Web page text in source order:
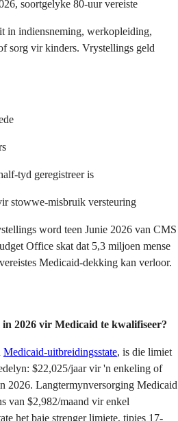
soortgelyke 80-uur vereiste
in indiensneming, werkopleiding,
sorg vir kinders. Vrystellings geld
tyd geregistreer is
stowwe-misbruik versteuring
word teen Junie 2026 van CMS
Office skat dat 5,3 miljoen mense
Medicaid-dekking kan verloor.
2026 vir Medicaid te kwalifiseer?
Medicaid-uitbreidingsstate, is die limiet
$22,025/jaar vir 'n enkeling of
2026. Langtermynversorging Medicaid
van $2,982/maand vir enkel
het baie strenger limiete, tipies 17-